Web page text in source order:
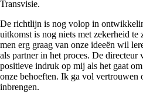
Transvisie.
De richtlijn is nog volop in
uitkomst is nog niets met zekerheid
men erg graag van onze ideeën wil
als partner in het proces. De directeur
positieve indruk op mij als het gaat
onze behoeften. Ik ga vol vertrouwen
inbrengen.